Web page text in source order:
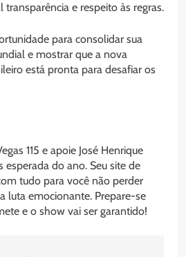
e respeito às regras.
para consolidar sua
e mostrar que a nova
está pronta para desafiar os
115 e apoie José Henrique
esperada do ano. Seu site de
tudo para você não perder
luta emocionante. Prepare-se
e o show vai ser garantido!